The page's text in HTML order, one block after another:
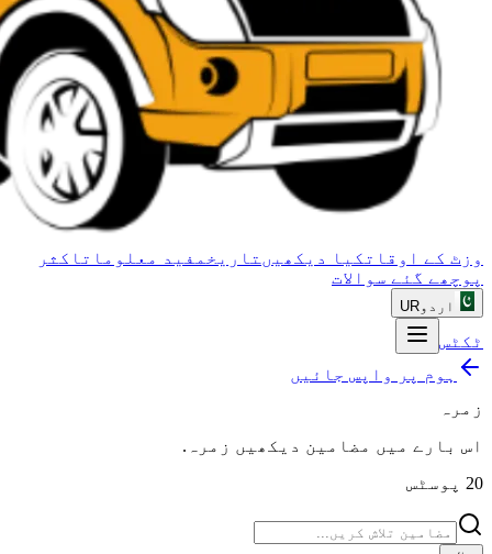
وزٹ کے اوقات کیا دیکھیں تاریخ مفید معلومات اکثر
پوچھے گئے سوالات
اردو UR
ٹکٹس
ہوم پر واپس جائیں
زمرہ
اس بارے میں مضامین دیکھیں زمرہ .
20 پوسٹس